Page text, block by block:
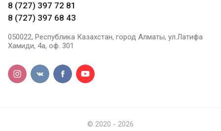
8 (727) 397 72 81
8 (727) 397 68 43
050022, Республика Казахстан, город Алматы, ул.Латифа
Хамиди, 4а, оф. 301
© 2020 - 2026